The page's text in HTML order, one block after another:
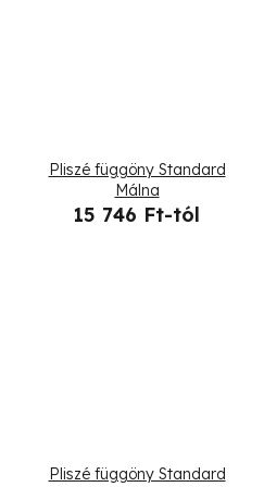
Pliszé függöny Standard
Málna
15 746 Ft-tól
Pliszé függöny Standard